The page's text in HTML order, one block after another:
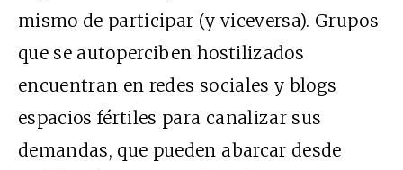
mismo de participar (y viceversa). Grupos
que se autoperciben hostilizados
encuentran en redes sociales y blogs
espacios fértiles para canalizar sus
demandas, que pueden abarcar desde